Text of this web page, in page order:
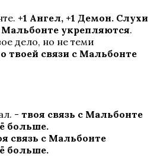
+1 Ангел, +1 Демон. Слухи
Мальбонте укрепляются.
дело, но не теми
твоей связи с Мальбонте
- твоя связь с Мальбонте
больше.
связь с Мальбонте
больше.